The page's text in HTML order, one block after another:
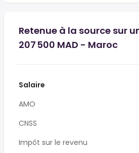
Retenue à la source sur
207 500 MAD - Maroc
Salaire
AMO
CNSS
Impôt sur le revenu